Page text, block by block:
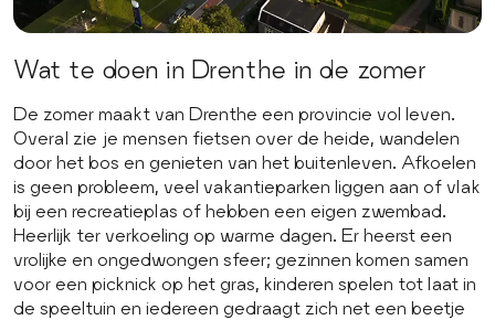
Wat te doen in Drenthe in de zomer
De zomer maakt van Drenthe een provincie vol leven.
Overal zie je mensen fietsen over de heide, wandelen
door het bos en genieten van het buitenleven. Afkoelen
is geen probleem, veel vakantieparken liggen aan of vlak
bij een recreatieplas of hebben een eigen zwembad.
Heerlijk ter verkoeling op warme dagen. Er heerst een
vrolijke en ongedwongen sfeer; gezinnen komen samen
voor een picknick op het gras, kinderen spelen tot laat in
de speeltuin en iedereen gedraagt zich net een beetje